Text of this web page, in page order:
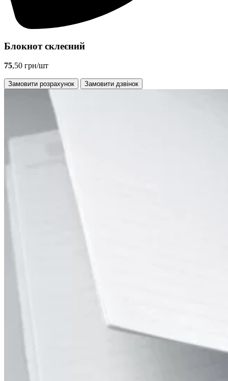
Блокнот склеєний
75,50 грн/шт
Замовити розрахунок Замовити дзвінок